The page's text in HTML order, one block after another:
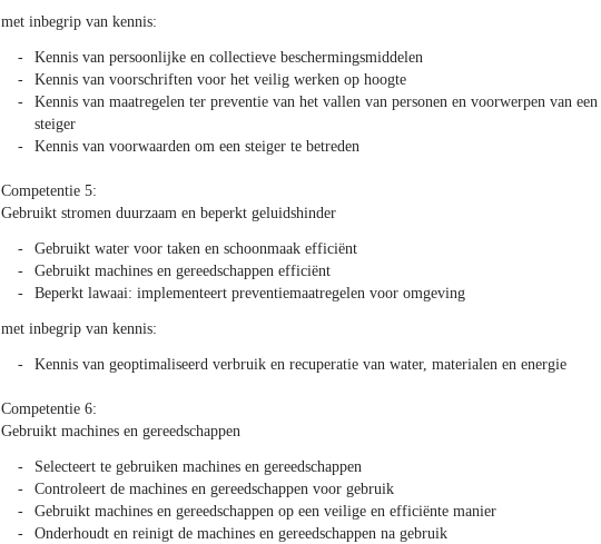
met inbegrip van kennis:
Kennis van persoonlijke en collectieve beschermingsmiddelen
Kennis van voorschriften voor het veilig werken op hoogte
Kennis van maatregelen ter preventie van het vallen van personen en voorwerpen van een
steiger
Kennis van voorwaarden om een steiger te betreden
Competentie 5:
Gebruikt stromen duurzaam en beperkt geluidshinder
Gebruikt water voor taken en schoonmaak efficiënt
Gebruikt machines en gereedschappen efficiënt
Beperkt lawaai: implementeert preventiemaatregelen voor omgeving
met inbegrip van kennis:
Kennis van geoptimaliseerd verbruik en recuperatie van water, materialen en energie
Competentie 6:
Gebruikt machines en gereedschappen
Selecteert te gebruiken machines en gereedschappen
Controleert de machines en gereedschappen voor gebruik
Gebruikt machines en gereedschappen op een veilige en efficiënte manier
Onderhoudt en reinigt de machines en gereedschappen na gebruik